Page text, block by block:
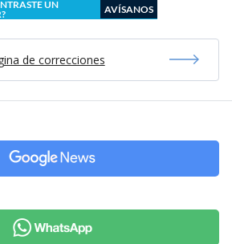
UN
AVÍSANOS
de correcciones